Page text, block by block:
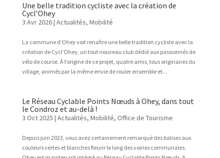
Une belle tradition cycliste avec la création de
Cycl’Ohey
3 Avr 2026| Actualités, Mobilité
La commune d’Ohey voit renaître une belle tradition cycliste avec la
création de Cycl’Ohey, un tout nouveau club dédié aux passionnés de
vélo de course. À l’origine de ce projet, quatre amis, tous originaires du
village, animés par la même envie de rouler ensemble et...
Le Réseau Cyclable Points Nœuds à Ohey, dans tout
le Condroz et au-delà !
3 Oct 2025 | Actualités, Mobilité, Office de Tourisme
Depuis juin 2023, vous avez certainement remarqué des balises aux
couleurs vertes et blanches fleurir le long des voiries communales.